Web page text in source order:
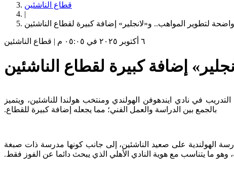
قطاع الناشئين
|
لتطوير المواهب.. و«لانجلير» إضافة كبيرة لقطاع الناشئين
٦ أكتوبر ٢٠٢٥ في ٠٥:٠٥ م | قطاع الناشئين
إضافة كبيرة لقطاع الناشئين
في نادي ايندهوفن الهولندي ومنتخب هولندا للناشئين، ويتميز
بالجمع بين الدراسة والعمل الفني؛ مما يجعله إضافة ‏كبيرة للقطاع.‏
الهولندية على صعيد الناشئين، إلى جانب كونها مدرسة ذات صبغة
وهو ما ‏يتناسب مع هوية النادي الأهلي الذي يبحث دائما عن الفوز فقط.‏